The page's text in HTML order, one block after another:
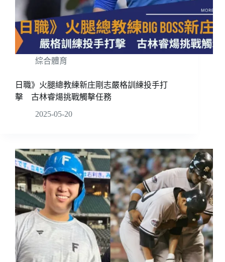
綜合體育
日職》火腿總教練新庄剛志嚴格訓練投手打
擊 古林睿煬挑戰觸擊任務
2025-05-20